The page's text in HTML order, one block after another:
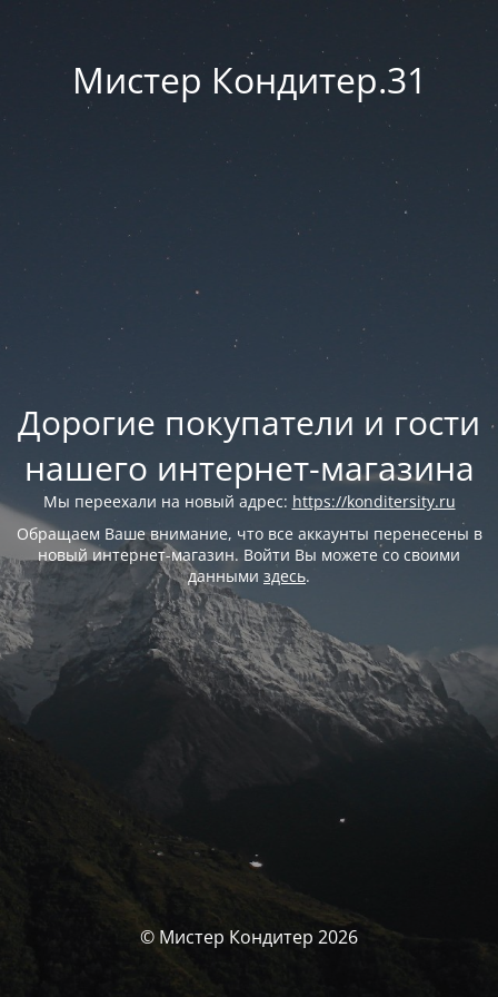
Мистер Кондитер.31
Дорогие покупатели и гости
нашего интернет-магазина
Мы переехали на новый адрес: https://konditersity.ru
Обращаем Ваше внимание, что все аккаунты перенесены в
новый интернет-магазин. Войти Вы можете со своими
данными здесь.
© Мистер Кондитер 2026